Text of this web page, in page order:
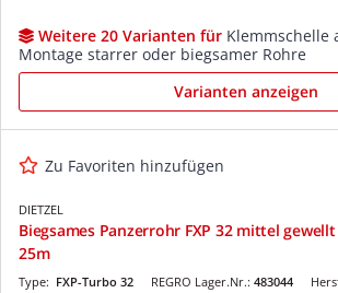
Weitere 20 Varianten für Klemmschelle
Montage starrer oder biegsamer Rohre
Varianten anzeigen
Zu Favoriten hinzufügen
DIETZEL
Biegsames Panzerrohr FXP 32 mittel
25m
REGRO Lager.Nr.: 483044
Type: FXP-Turbo 32